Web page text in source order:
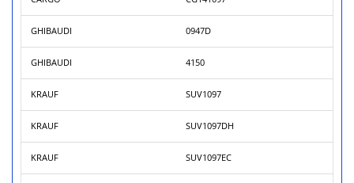
GHIBAUDI 0947D
GHIBAUDI 4150
KRAUF SUV1097
KRAUF SUV1097DH
KRAUF SUV1097EC